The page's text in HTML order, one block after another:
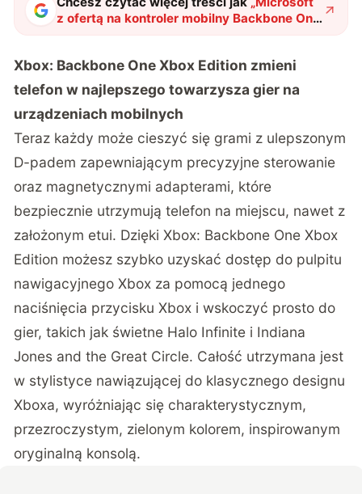
z ofertą na kontroler mobilny Backbone One
Xbox Edition"?
Xbox: Backbone One Xbox Edition zmieni
telefon w najlepszego towarzysza gier na
urządzeniach mobilnych
Teraz każdy może cieszyć się grami z ulepszonym
D-padem zapewniającym precyzyjne sterowanie
oraz magnetycznymi adapterami, które
bezpiecznie utrzymują telefon na miejscu, nawet z
założonym etui. Dzięki Xbox: Backbone One Xbox
Edition możesz szybko uzyskać dostęp do pulpitu
nawigacyjnego Xbox za pomocą jednego
naciśnięcia przycisku Xbox i wskoczyć prosto do
gier, takich jak świetne Halo Infinite i Indiana
Jones and the Great Circle. Całość utrzymana jest
w stylistyce nawiązującej do klasycznego designu
Xboxa, wyróżniając się charakterystycznym,
przezroczystym, zielonym kolorem, inspirowanym
oryginalną konsolą.